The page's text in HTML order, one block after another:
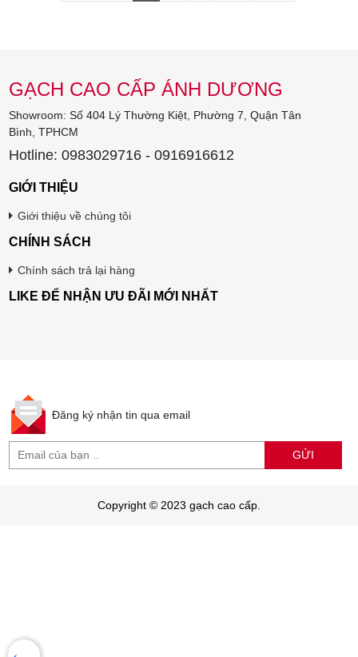
GẠCH CAO CẤP ÁNH DƯƠNG
Showroom: Số 404 Lý Thường Kiệt, Phường 7, Quận Tân
Bình, TPHCM
Hotline: 0983029716 - 0916916612
GIỚI THIỆU
Giới thiệu về chúng tôi
CHÍNH SÁCH
Chính sách trả lại hàng
LIKE ĐỂ NHẬN ƯU ĐÃI MỚI NHẤT
Đăng ký nhận tin qua email
GỬI
Copyright © 2023 gạch cao cấp.